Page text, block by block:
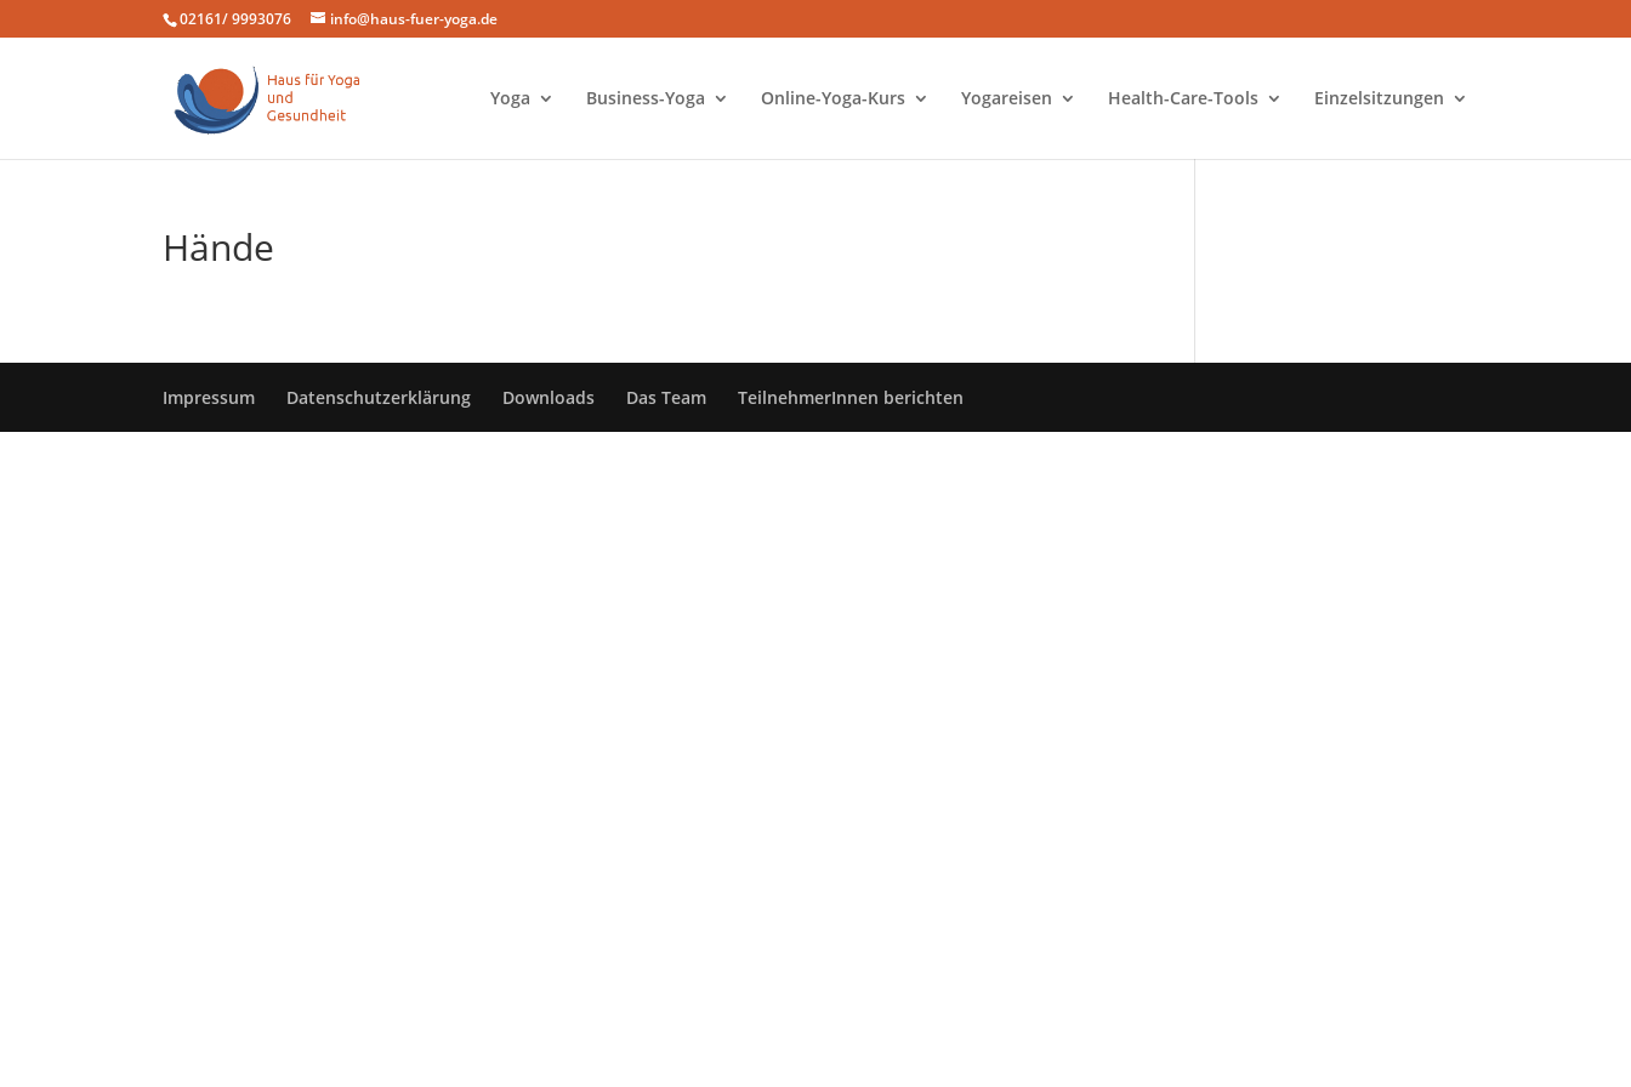
02161/ 9993076 info@haus-fuer-yoga.de
Yoga Business-Yoga Online-Yoga-Kurs Yogareisen Health-Care-Tools Einzelsitzungen
Hände
Impressum Datenschutzerklärung Downloads Das Team TeilnehmerInnen berichten